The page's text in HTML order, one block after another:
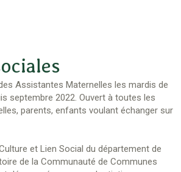
Assistantes Maternelles les mardis de
septembre 2022. Ouvert à toutes les
parents, enfants voulant échanger sur
et Lien Social du département de
de la Communauté de Communes